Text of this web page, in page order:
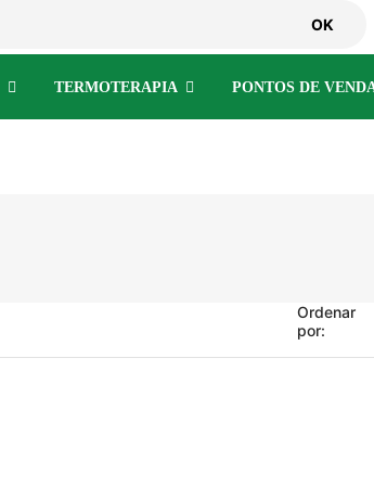
OK
TERMOTERAPIA PONTOS DE
Ordenar
por: